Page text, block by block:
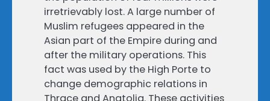
irretrievably lost. A large number of
Muslim refugees appeared in the
Asian part of the Empire during and
after the military operations. This
fact was used by the High Porte to
change demographic relations in